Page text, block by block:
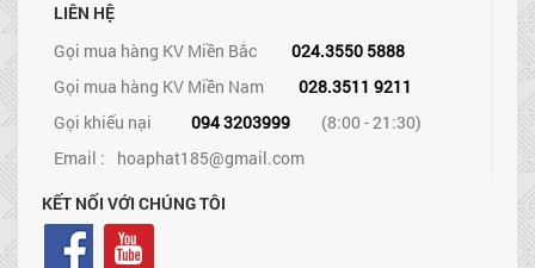
LIÊN HỆ
Gọi mua hàng KV Miền Bắc
024.3550 5888
Gọi mua hàng KV Miền Nam
028.3511 9211
Gọi khiếu nại
094 3203999
(8:00 - 21:30)
Email : hoaphat185@gmail.com
KẾT NỐI VỚI CHÚNG TÔI